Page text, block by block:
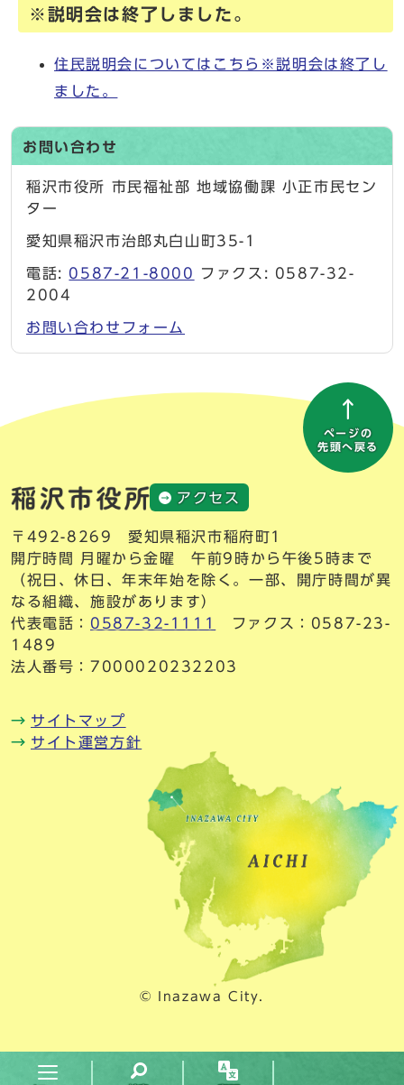
※説明会は終了しました。
住民説明会についてはこちら※説明会は終了し
ました。
お問い合わせ
稲沢市役所 市民福祉部 地域協働課 小正市民セン
ター
愛知県稲沢市治郎丸白山町35-1
電話: 0587-21-8000
ファクス: 0587-32-
2004
お問い合わせフォーム
ページの
先頭へ戻る
アクセス
〒492-8269 愛知県稲沢市稲府町1
開庁時間 月曜から金曜 午前9時から午後5時まで
（祝日、休日、年末年始を除く。一部、開庁時間が異
なる組織、施設があります）
代表電話： 0587-32-1111
ファクス：0587-23-
1489
法人番号：7000020232203
サイトマップ
サイト運営方針
© Inazawa City.